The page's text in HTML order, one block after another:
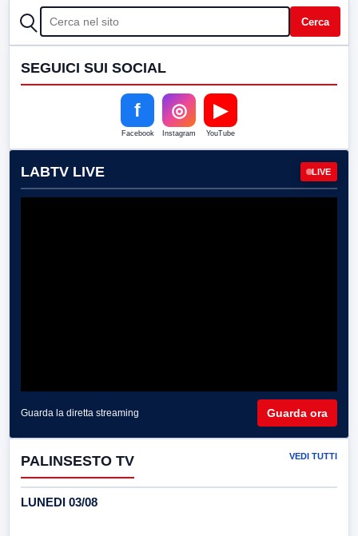
CERCA Cerca
SEGUICI SUI SOCIAL
f
Facebook
◎
Instagram
▶
YouTube
LABTV LIVE LIVE
Guarda la diretta streaming Guarda ora
PALINSESTO TV VEDI TUTTI
LUNEDI 03/08